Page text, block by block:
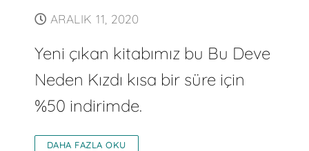
ARALIK 11, 2020
Yeni çıkan kitabımız bu Bu Deve
Neden Kızdı kısa bir süre için
%50 indirimde.
DAHA FAZLA OKU